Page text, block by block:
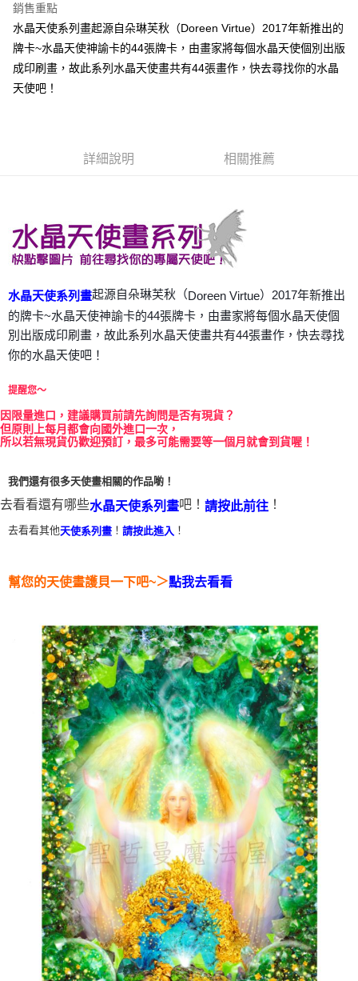
悠遊付
ATM付款
每筆NT$80，滿NT$3,000(含以上)免運費
郵局幫你送（離島）
付款後門市自取
免運費
銷售重點
水晶天使系列畫起源自朵琳芙秋（Doreen Virtue）2017年新推出的
牌卡~水晶天使神諭卡的44張牌卡，由畫家將每個水晶天使個別出版
成印刷畫，故此系列水晶天使畫共有44張畫作，快去尋找你的水晶
天使吧！
詳細說明 相關推薦
水晶天使系列畫起源自朵琳芙秋（Doreen Virtue）2017年新推出
的牌卡~水晶天使神諭卡的44張牌卡，由畫家將每個水晶天使個
別出版成印刷畫，故此系列水晶天使畫共有44張畫作，快去尋找
你的水晶天使吧！
提醒您～
因 限量進口，建議購買前請先詢問是否有現貨？
但原則上每月都會向國外進口一次，
所以若無現貨仍歡迎預訂，最多可能需要等一個月就會到貨喔！
我們還有很多天使畫相關的作品喲！
去看看還有哪些水晶天使系列畫吧！ 請按此前往 ！
去看看其他天使系列畫 ！ 請按此進入 ！
幫您的天使畫護貝一下吧~＞點我去看看